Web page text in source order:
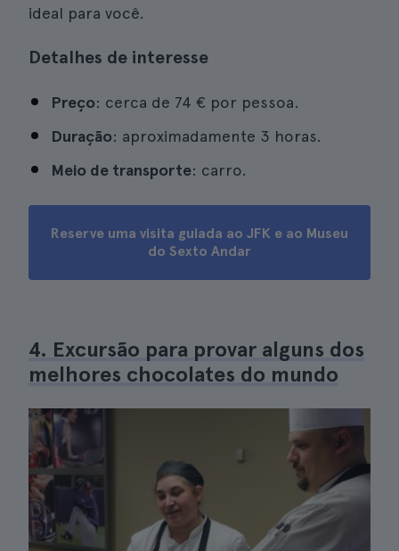
ideal para você.
Detalhes de interesse
Preço: cerca de 74 € por pessoa.
Duração: aproximadamente 3 horas.
Meio de transporte: carro.
Reserve uma visita guiada ao JFK e ao Museu
do Sexto Andar
4. Excursão para provar alguns dos
melhores chocolates do mundo